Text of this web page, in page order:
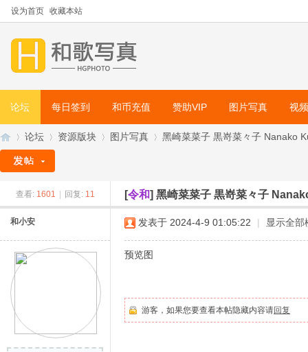
设为首页 收藏本站
论坛 每日签到 和币充值 赞助VIP 图片写真 视
»
论坛
›
资源版块 图片写真 黑崎菜菜子 黒嵜菜々子 Nanako
查看: 1601 回复: 11 [令和] 黑崎菜菜子 黒嵜菜々子
和小安 发表于 2024-4-9 01:05:22 | 显示全部
预览图
游客，如果您要查看本帖隐藏内容请回复